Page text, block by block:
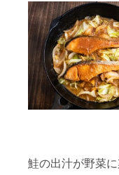
鮭の出汁が野菜